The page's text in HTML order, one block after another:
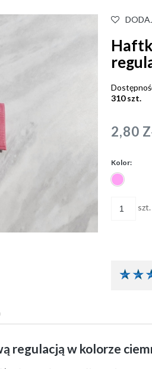
310 szt.
2,80
Kolor:
szt.
regulacją w kolorze